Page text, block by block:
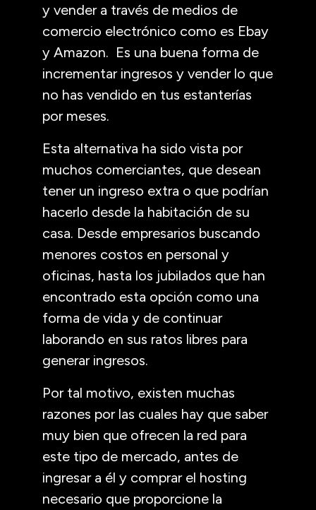
y vender a través de medios de
comercio electrónico como es Ebay
y Amazon. Es una buena forma de
incrementar ingresos y vender lo que
no has vendido en tus estanterías
por meses.
Esta alternativa ha sido vista por
muchos comerciantes, que desean
tener un ingreso extra o que podrían
hacerlo desde la habitación de su
casa. Desde empresarios buscando
menores costos en personal y
oficinas, hasta los jubilados que han
encontrado esta opción como una
forma de vida y de continuar
laborando en sus ratos libres para
generar ingresos.
Por tal motivo, existen muchas
razones por las cuales hay que saber
muy bien que ofrecen la red para
este tipo de mercado, antes de
ingresar a él y comprar el hosting
necesario que proporcione la